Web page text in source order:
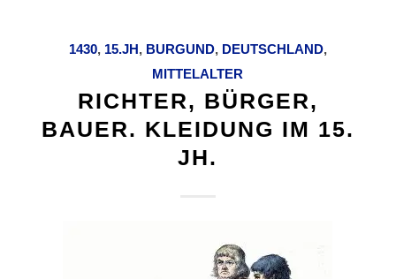
1430, 15.JH, BURGUND, DEUTSCHLAND,
MITTELALTER
RICHTER, BÜRGER,
BAUER. KLEIDUNG IM 15.
JH.